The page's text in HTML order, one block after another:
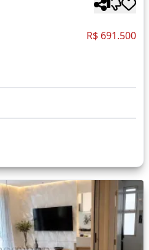
R$ 691.500